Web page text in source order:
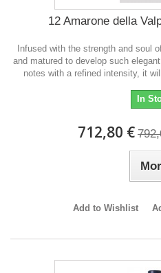
12 Amarone della
Infused with the strength and soul
and matured to develop such
notes with a refined intensity, it
In
712,80 €
Add to Wishlist